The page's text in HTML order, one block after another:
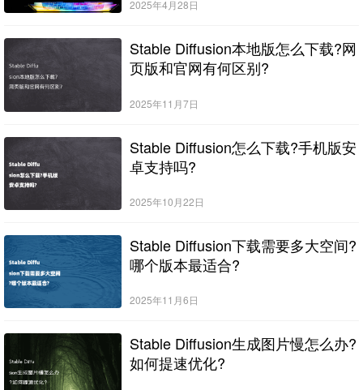
2025年4月28日
Stable Diffusion本地版怎么下载?网
页版和官网有何区别?
2025年11月7日
Stable Diffusion怎么下载?手机版安
卓支持吗?
2025年10月22日
Stable Diffusion下载需要多大空间?
哪个版本最适合?
2025年11月6日
Stable Diffusion生成图片慢怎么办?
如何提速优化?